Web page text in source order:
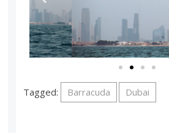
Tagged: Barracuda Dubai